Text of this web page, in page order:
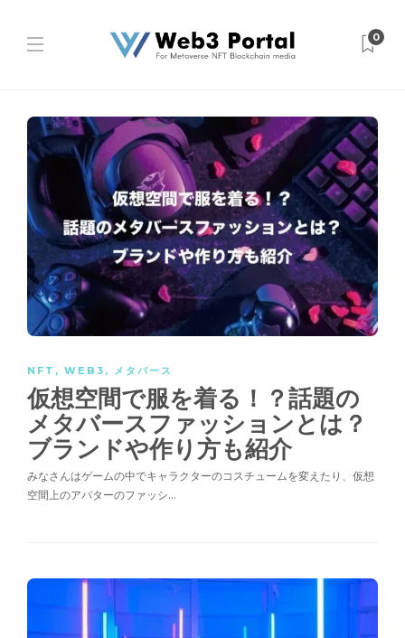
0
NFT , WEB3 , メタバース
仮想空間で服を着る！？話題の
メタバースファッションとは？
ブランドや作り方も紹介
みなさんはゲームの中でキャラクターのコスチュームを変えたり、仮想
空間上のアバターのファッシ…